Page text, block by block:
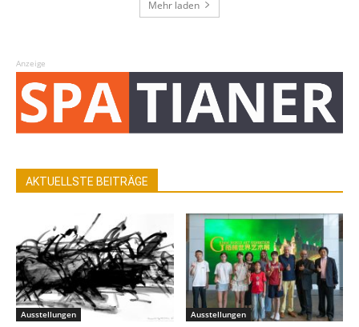
Mehr laden
Anzeige
AKTUELLSTE BEITRÄGE
Ausstellungen Ausstellungen